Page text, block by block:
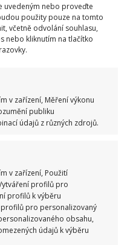
uvedeným nebo proveďte
použity pouze na tomto
včetně odvolání souhlasu,
nebo kliknutím na tlačítko
v zařízení, Měření výkonu
publiku
údajů z různých zdrojů.
v zařízení, Použití
profilů pro
profilů k výběru
pro personalizovaný
obsahu,
údajů k výběru